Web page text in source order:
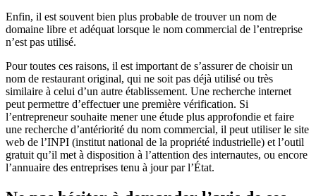
Enfin, il est souvent bien plus probable de trouver un nom de
domaine libre et adéquat lorsque le nom commercial de l’entreprise
n’est pas utilisé.
Pour toutes ces raisons, il est important de s’assurer de choisir un
nom de restaurant original, qui ne soit pas déjà utilisé ou très
similaire à celui d’un autre établissement. Une recherche internet
peut permettre d’effectuer une première vérification. Si
l’entrepreneur souhaite mener une étude plus approfondie et faire
une recherche d’antériorité du nom commercial, il peut utiliser le site
web de l’INPI (institut national de la propriété industrielle) et l’outil
gratuit qu’il met à disposition à l’attention des internautes, ou encore
l’annuaire des entreprises tenu à jour par l’État.